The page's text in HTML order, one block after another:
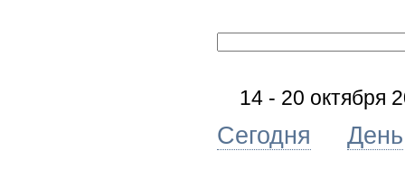
14 - 20 октября
Сегодня День